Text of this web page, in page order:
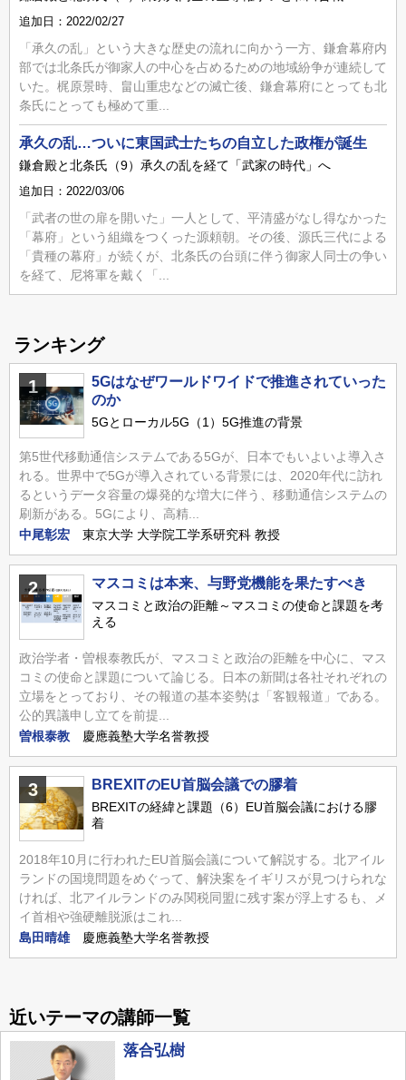
追加日：2022/02/27
「承久の乱」という大きな歴史の流れに向かう一方、鎌倉幕府内
部では北条氏が御家人の中心を占めるための地域紛争が連続して
いた。梶原景時、畠山重忠などの滅亡後、鎌倉幕府にとっても北
条氏にとっても極めて重...
承久の乱…ついに東国武士たちの自立した政権が誕生
鎌倉殿と北条氏（9）承久の乱を経て「武家の時代」へ
追加日：2022/03/06
「武者の世の扉を開いた」一人として、平清盛がなし得なかった
「幕府」という組織をつくった源頼朝。その後、源氏三代による
「貴種の幕府」が続くが、北条氏の台頭に伴う御家人同士の争い
を経て、尼将軍を戴く「...
ランキング
1
5Gはなぜワールドワイドで推進されていった
のか
5Gとローカル5G（1）5G推進の背景
第5世代移動通信システムである5Gが、日本でもいよいよ導入さ
れる。世界中で5Gが導入されている背景には、2020年代に訪れ
るというデータ容量の爆発的な増大に伴う、移動通信システムの
刷新がある。5Gにより、高精...
中尾彰宏
東京大学 大学院工学系研究科 教授
2 マスコミは本来、与野党機能を果たすべき
マスコミと政治の距離～マスコミの使命と課題を考
える
政治学者・曽根泰教氏が、マスコミと政治の距離を中心に、マス
コミの使命と課題について論じる。日本の新聞は各社それぞれの
立場をとっており、その報道の基本姿勢は「客観報道」である。
公的異議申し立てを前提...
曽根泰教
慶應義塾大学名誉教授
3 BREXITのEU首脳会議での膠着
BREXITの経緯と課題（6）EU首脳会議における膠
着
2018年10月に行われたEU首脳会議について解説する。北アイル
ランドの国境問題をめぐって、解決案をイギリスが見つけられな
ければ、北アイルランドのみ関税同盟に残す案が浮上するも、メ
イ首相や強硬離脱派はこれ...
島田晴雄
慶應義塾大学名誉教授
近いテーマの講師一覧
落合弘樹